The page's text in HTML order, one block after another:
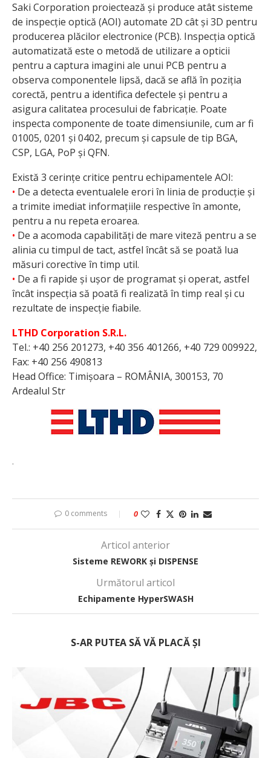
Saki Corporation proiectează și produce atât sisteme
de inspecție optică (AOI) automate 2D cât și 3D pentru
producerea plăcilor electronice (PCB). Inspecția optică
automatizată este o metodă de utilizare a opticii
pentru a captura imagini ale unui PCB pentru a
observa componentele lipsă, dacă se află în poziția
corectă, pentru a identifica defectele și pentru a
asigura calitatea procesului de fabricație. Poate
inspecta componente de toate dimensiunile, cum ar fi
01005, 0201 și 0402, precum și capsule de tip BGA,
CSP, LGA, PoP și QFN.
Există 3 cerințe critice pentru echipamentele AOI:
• De a detecta eventualele erori în linia de producție și
a trimite imediat informațiile respective în amonte,
pentru a nu repeta eroarea.
• De a acomoda capabilități de mare viteză pentru a se
alinia cu timpul de tact, astfel încât să se poată lua
măsuri corective în timp util.
• De a fi rapide și ușor de programat și operat, astfel
încât inspecția să poată fi realizată în timp real și cu
rezultate de inspecție fiabile.
LTHD Corporation S.R.L.
Tel.: +40 256 201273, +40 356 401266, +40 729 009922,
Fax: +40 256 490813
Head Office: Timișoara – ROMÂNIA, 300153, 70
Ardealul Str
.
0 comments 0
Articol anterior
Sisteme REWORK și DISPENSE
Următorul articol
Echipamente HyperSWASH
S-AR PUTEA SĂ VĂ PLACĂ ȘI